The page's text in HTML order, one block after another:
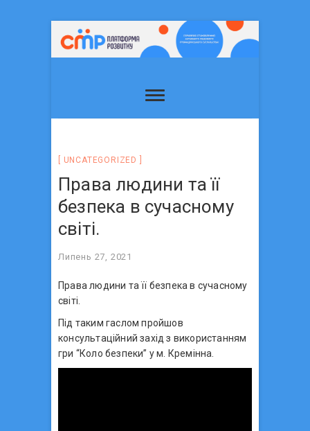
UNCATEGORIZED
Права людини та її
безпека в сучасному
світі.
Липень 27, 2021
Права людини та її безпека в сучасному
світі.
Під таким гаслом пройшов
консультаційний захід з використанням
гри “Коло безпеки” у м. Кремінна.